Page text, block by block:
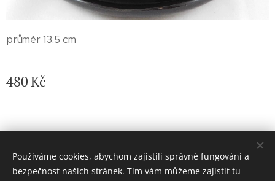
průměr 13,5 cm
480Kč
Vytvořeno službouWebnode Cookies
Používáme cookies, abychom zajistili správné fungování a
bezpečnost našich stránek. Tím vám můžeme zajistit tu